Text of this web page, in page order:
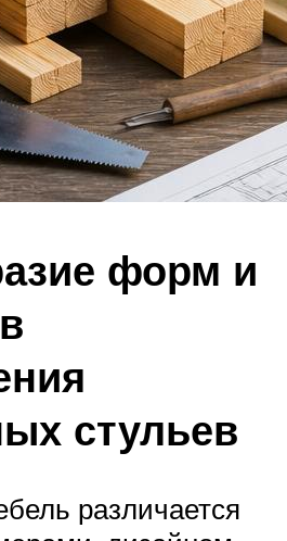
форм и
стульев
различается